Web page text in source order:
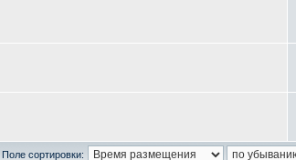
Поле сортировки: